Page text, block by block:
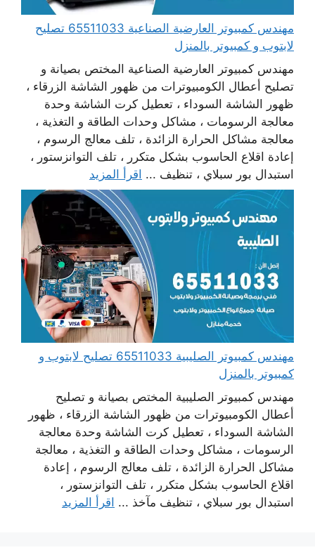
مهندس كمبيوتر العارضية الصناعية 65511033 تصليح
لابتوب و كمبيوتر بالمنزل
مهندس كمبيوتر العارضية الصناعية المختص بصيانة و
تصليح أعطال الكومبيوترات من ظهور الشاشة الزرقاء ،
ظهور الشاشة السوداء ، تعطيل كرت الشاشة وحدة
معالجة الرسومات ، مشاكل وحدات الطاقة و التغذية ،
معالجة مشاكل الحرارة الزائدة ، تلف معالج الرسوم ،
إعادة اقلاع الحاسوب بشكل متكرر ، تلف التوانزستور ،
استبدال بور سبلاي ، تنظيف ... اقرأ المزيد
مهندس كمبيوتر الصليبية 65511033 تصليح لابتوب و
كمبيوتر بالمنزل
مهندس كمبيوتر الصليبية المختص بصيانة و تصليح
أعطال الكومبيوترات من ظهور الشاشة الزرقاء ، ظهور
الشاشة السوداء ، تعطيل كرت الشاشة وحدة معالجة
الرسومات ، مشاكل وحدات الطاقة و التغذية ، معالجة
مشاكل الحرارة الزائدة ، تلف معالج الرسوم ، إعادة
اقلاع الحاسوب بشكل متكرر ، تلف التوانزستور ،
استبدال بور سبلاي ، تنظيف مآخذ ... اقرأ المزيد